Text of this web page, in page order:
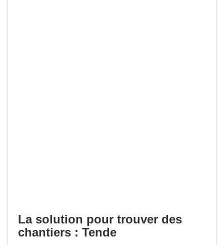
La solution pour trouver des
chantiers : Tende